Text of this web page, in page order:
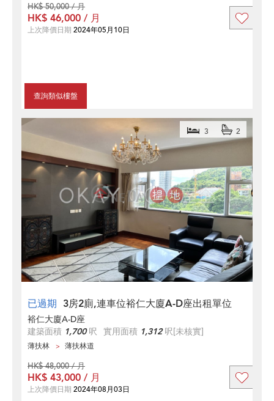
查詢類似樓盤
HK$ 50,000 / 月
HK$ 46,000 / 月
上次降價日期 2024年05月10日
已過期 3房2廁,連車位裕仁大廈A-D座出租單位
3 2
裕仁大廈A-D座
建築面積 1,700呎 實用面積 1,312呎[未核實]
薄扶林 薄扶林道
HK$ 48,000 / 月
HK$ 43,000 / 月
上次降價日期 2024年08月03日